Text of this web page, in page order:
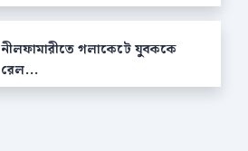
নীলফামারীতে গলাকেটে যুবককে
রেল...